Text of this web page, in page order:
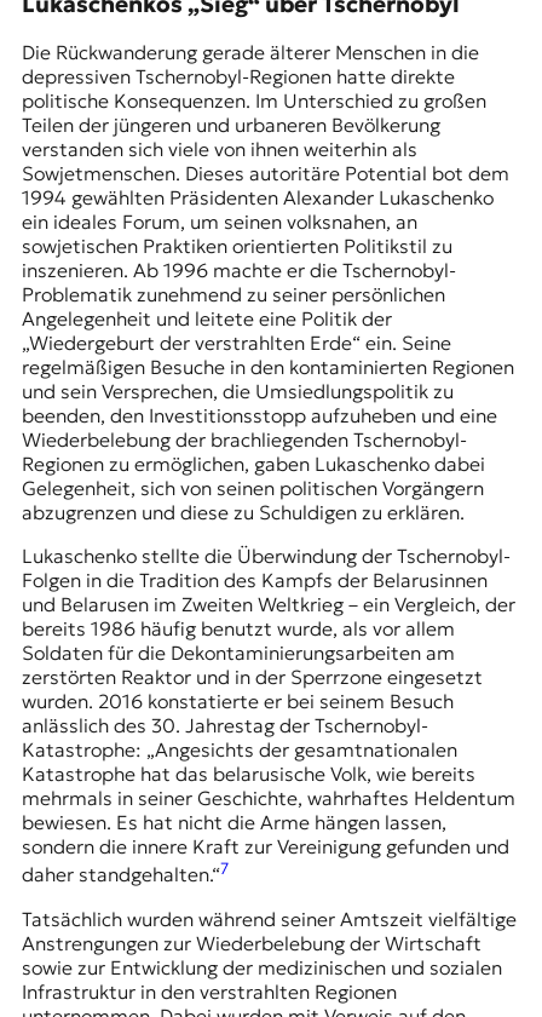
Die Rückwanderung gerade älterer Menschen in die
depressiven Tschernobyl-Regionen hatte direkte
politische Konsequenzen. Im Unterschied zu großen
Teilen der jüngeren und urbaneren Bevölkerung
verstanden sich viele von ihnen weiterhin als
Sowjetmenschen. Dieses autoritäre Potential bot dem
1994 gewählten Präsidenten Alexander Lukaschenko
ein ideales Forum, um seinen volksnahen, an
sowjetischen Praktiken orientierten Politikstil zu
inszenieren. Ab 1996 machte er die Tschernobyl-
Problematik zunehmend zu seiner persönlichen
Angelegenheit und leitete eine Politik der
„Wiedergeburt der verstrahlten Erde“ ein. Seine
regelmäßigen Besuche in den kontaminierten Regionen
und sein Versprechen, die Umsiedlungspolitik zu
beenden, den Investitionsstopp aufzuheben und eine
Wiederbelebung der brachliegenden Tschernobyl-
Regionen zu ermöglichen, gaben Lukaschenko dabei
Gelegenheit, sich von seinen politischen Vorgängern
abzugrenzen und diese zu Schuldigen zu erklären.
Lukaschenko stellte die Überwindung der Tschernobyl-
Folgen in die Tradition des Kampfs der Belarusinnen
und Belarusen im Zweiten Weltkrieg – ein Vergleich, der
bereits 1986 häufig benutzt wurde, als vor allem
Soldaten für die Dekontaminierungsarbeiten am
zerstörten Reaktor und in der Sperrzone eingesetzt
wurden. 2016 konstatierte er bei seinem Besuch
anlässlich des 30. Jahrestag der Tschernobyl-
Katastrophe: „Angesichts der gesamtnationalen
Katastrophe hat das belarusische Volk, wie bereits
mehrmals in seiner Geschichte, wahrhaftes Heldentum
bewiesen. Es hat nicht die Arme hängen lassen,
sondern die innere Kraft zur Vereinigung gefunden und
daher standgehalten.“7
Tatsächlich wurden während seiner Amtszeit vielfältige
Anstrengungen zur Wiederbelebung der Wirtschaft
sowie zur Entwicklung der medizinischen und sozialen
Infrastruktur in den verstrahlten Regionen